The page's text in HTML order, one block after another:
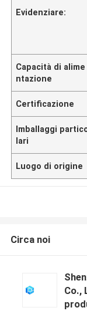
Evidenziare:
Capacità di alime
ntazione
Certificazione
Imballaggi
lari
Luogo di origine
Circa noi
Co.,